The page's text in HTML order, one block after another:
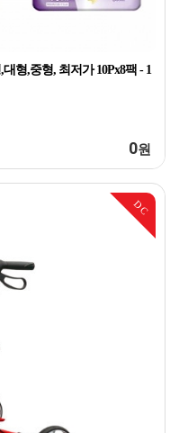
형,중형, 최저가 10Px8팩 - 1
0원
DC